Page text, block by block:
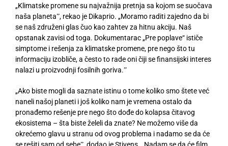
„Klimatske promene su najvažnija pretnja sa kojom se suočava
naša planetaˮ, rekao je Dikaprio. „Moramo raditi zajedno da bi
se naš združeni glas čuo kao zahtev za hitnu akciju. Naš
opstanak zavisi od toga. Dokumentarac „Pre poplave“ ističe
simptome i rešenja za klimatske promene, pre nego što tu
informaciju izobliče, a često to rade oni čiji se finansijski interes
nalazi u proizvodnji fosilnih goriva.ˮ
„Ako biste mogli da saznate istinu o tome koliko smo štete već
naneli našoj planeti i još koliko nam je vremena ostalo da
pronađemo rešenje pre nego što dođe do kolapsa čitavog
ekosistema – šta biste želeli da znate? Ne možemo više da
okrećemo glavu u stranu od ovog problema i nadamo se da će